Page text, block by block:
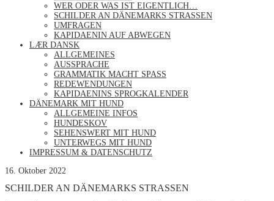
WER ODER WAS IST EIGENTLICH…
SCHILDER AN DÄNEMARKS STRASSEN
UMFRAGEN
KAPIDAENIN AUF ABWEGEN
LÆR DANSK
ALLGEMEINES
AUSSPRACHE
GRAMMATIK MACHT SPASS
REDEWENDUNGEN
KAPIDAENINS SPROGKALENDER
DÄNEMARK MIT HUND
ALLGEMEINE INFOS
HUNDESKOV
SEHENSWERT MIT HUND
UNTERWEGS MIT HUND
IMPRESSUM & DATENSCHUTZ
16. Oktober 2022
SCHILDER AN DÄNEMARKS STRASSEN